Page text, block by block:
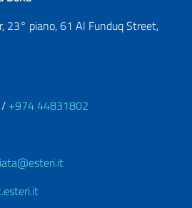
23° piano, 61 Al Funduq Street,
/ +974 44831802